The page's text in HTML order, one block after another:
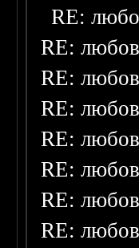
RE:
RE:
RE:
RE:
RE:
RE:
RE:
RE: